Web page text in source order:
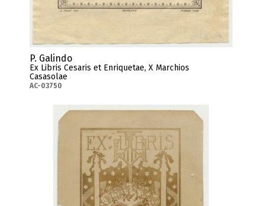
P. Galindo
Ex Libris Cesaris et Enriquetae, X Marchios
Casasolae
AC-03750